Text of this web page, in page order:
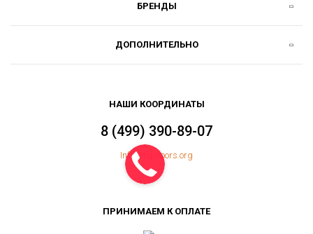
БРЕНДЫ
ДОПОЛНИТЕЛЬНО
НАШИ КООРДИНАТЫ
8 (499) 390-89-07
Info@topfloors.org
ПРИНИМАЕМ К ОПЛАТЕ